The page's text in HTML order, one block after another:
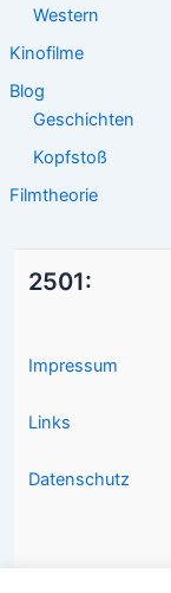
Western
Kinofilme
Blog
Geschichten
Kopfstoß
Filmtheorie
2501:
Impressum
Links
Datenschutz